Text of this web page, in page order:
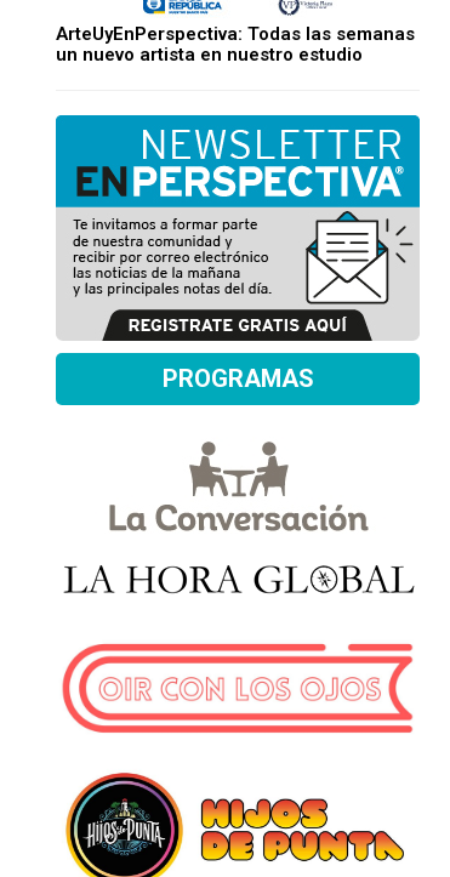
ArteUyEnPerspectiva: Todas las semanas
un nuevo artista en nuestro estudio
PROGRAMAS